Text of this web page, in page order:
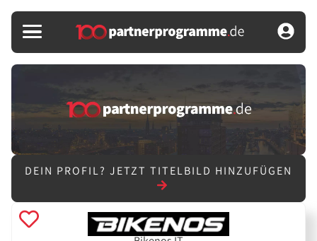
DEIN PROFIL? JETZT TITELBILD HINZUFÜGEN